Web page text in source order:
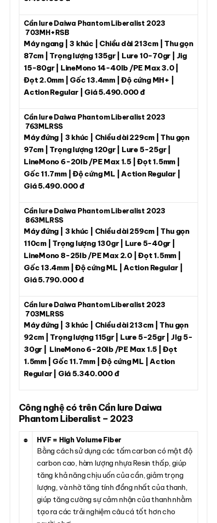
Cần lure Daiwa Phantom Liberalist 2023
703MH+RSB
Máy ngang | 3 khúc | Chiều dài 213cm | Thu gọn
87cm | Trọng lượng 135gr | Lure 10-70gr | Jig
15-80gr | LineMono 14-40lb /PE Max 3.0 |
Đọt 2.0mm | Gốc 13.4mm | Độ cứng MH+ |
Action Regular | Giá 5.490.000 đ
Cần lure Daiwa Phantom Liberalist 2023
763MLRSS
Máy đứng | 3 khúc | Chiều dài 229cm | Thu gọn
97cm | Trọng lượng 120gr | Lure 5-25gr |
LineMono 6-20lb /PE Max 1.5 | Đọt 1.5mm |
Gốc 11.7mm | Độ cứng ML | Action Regular |
Giá 5.490.000 đ
Cần lure Daiwa Phantom Liberalist 2023
863MLRSS
Máy đứng | 3 khúc | Chiều dài 259cm | Thu gọn
110cm | Trọng lượng 130gr | Lure 5-40gr |
LineMono 8-25lb /PE Max 2.0 | Đọt 1.5mm |
Gốc 13.4mm | Độ cứng ML | Action Regular |
Giá 5.790.000 đ
Cần lure Daiwa Phantom Liberalist 2023
703MLRSS
Máy đứng | 3 khúc | Chiều dài 213cm | Thu gọn
92cm | Trọng lượng 115gr | Lure 5-25gr | JIg 5-
30gr | LineMono 6-20lb /PE Max 1.5 | Đọt
1.5mm | Gốc 11.7mm | Độ cứng ML | Action
Regular | Giá 5.340.000 đ
Công nghệ có trên Cần lure Daiwa
Phantom Liberalist – 2023
HVF = High Volume Fiber
Bằng cách sử dụng các tấm carbon có mật độ
carbon cao, hàm lượng nhựa Resin thấp, giúp
tăng khả năng chịu uốn của cần, giảm trọng
lượng, và nhờ tăng tính đồng nhất của thanh,
giúp tăng cường sự cảm nhận của thanh nhằm
tạo ra các trải nghiệm câu cá tốt hơn cho